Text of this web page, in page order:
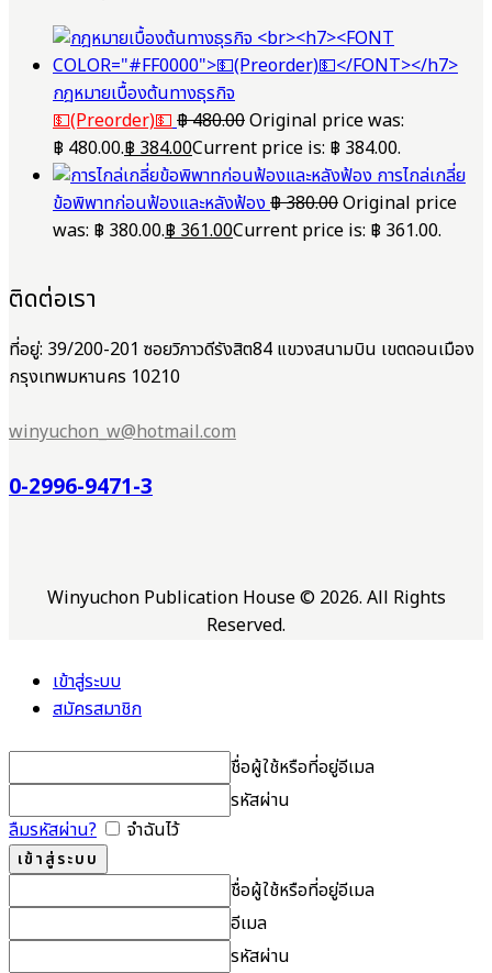
กฎหมายเบื้องต้นทางธุรกิจ
💵(Preorder)💵฿480.00Original price was:
฿ 480.00.฿384.00Current price is: ฿ 384.00.
การไกล่เกลี่ย
ข้อพิพาทก่อนฟ้องและหลังฟ้อง฿380.00Original price
was: ฿ 380.00.฿361.00Current price is: ฿ 361.00.
ติดต่อเรา
ที่อยู่: 39/200-201 ซอยวิภาวดีรังสิต84 แขวงสนามบิน เขตดอนเมือง
กรุงเทพมหานคร 10210
winyuchon_w@hotmail.com
0-2996-9471-3
Winyuchon Publication House © 2026. All Rights
Reserved.
เข้าสู่ระบบ
สมัครสมาชิก
ชื่อผู้ใช้หรือที่อยู่อีเมล
รหัสผ่าน
ลืมรหัสผ่าน?
จำฉันไว้
ชื่อผู้ใช้หรือที่อยู่อีเมล
อีเมล
รหัสผ่าน